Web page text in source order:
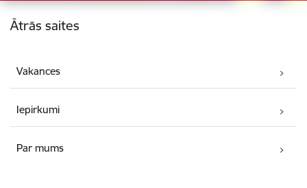
Kājene
Ātrās saites
Vakances
Iepirkumi
Par mums